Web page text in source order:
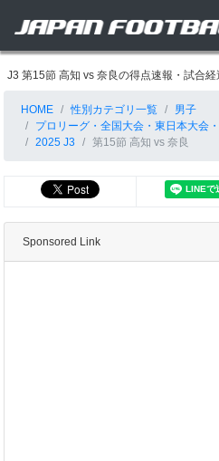
J3 第15節 高知 vs 奈良の得点速報・試合
HOME 性別カテゴリ一覧
男子
プロリーグ・全国大会・東日本大会
2025 J3
第15節 高知 vs 奈良
Sponsored Link